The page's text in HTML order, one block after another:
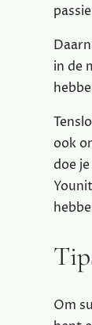
in de
ook
doe
Om